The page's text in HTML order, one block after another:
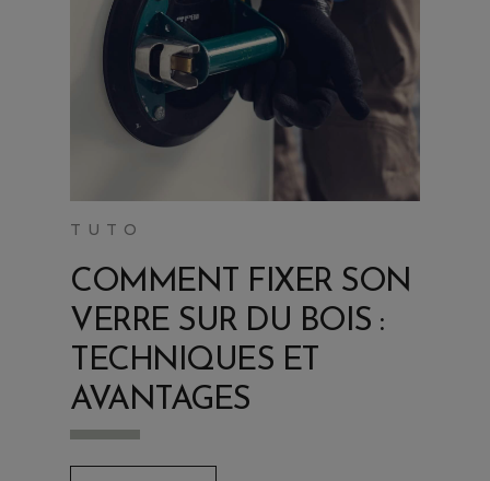
TUTO
COMMENT FIXER SON
VERRE SUR DU BOIS :
TECHNIQUES ET
AVANTAGES